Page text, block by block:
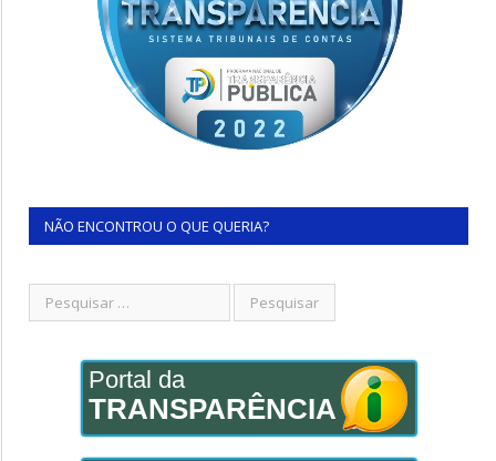
NÃO ENCONTROU O QUE QUERIA?
Portal da
TRANSPARÊNCIA